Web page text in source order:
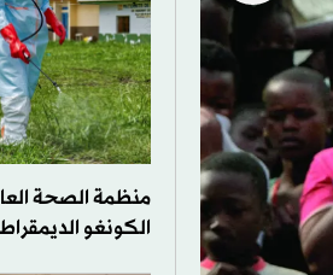
منظمة الصحة
الكونغو